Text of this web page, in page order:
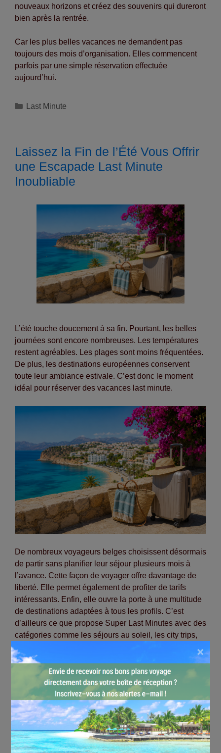
nouveaux horizons et créez des souvenirs qui dureront
bien après la rentrée.
Car les plus belles vacances ne demandent pas
toujours des mois d’organisation. Elles commencent
parfois par une simple réservation effectuée
aujourd’hui.
Catégories
Last Minute
Laissez la Fin de l’Été Vous Offrir
une Escapade Last Minute
Inoubliable
L’été touche doucement à sa fin. Pourtant, les belles
journées sont encore nombreuses. Les températures
restent agréables. Les plages sont moins fréquentées.
De plus, les destinations européennes conservent
toute leur ambiance estivale. C’est donc le moment
idéal pour réserver des vacances last minute.
De nombreux voyageurs belges choisissent désormais
de partir sans planifier leur séjour plusieurs mois à
l’avance. Cette façon de voyager offre davantage de
liberté. Elle permet également de profiter de tarifs
intéressants. Enfin, elle ouvre la porte à une multitude
de destinations adaptées à tous les profils. C’est
d’ailleurs ce que propose Super Last Minutes avec des
catégories comme les séjours au soleil, les city trips,
en famille et les formules tout compris.
Pourquoi choisir des vacances last minute ?
Les vacances de dernière minute séduisent chaque
année davantage de voyageurs. Cette tendance n’est
pas le fruit du hasard.
×